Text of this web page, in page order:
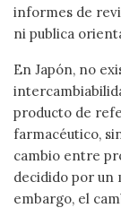
informes de
ni publica
En Japón, no
producto de
farmacéutico,
cambio entre
decidido por un
embargo, el